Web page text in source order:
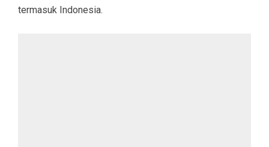
termasuk Indonesia.